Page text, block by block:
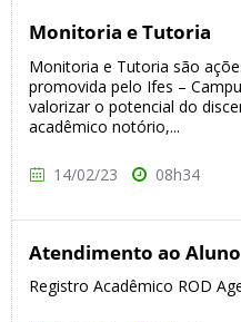
Monitoria e Tutoria
Monitoria e Tutoria são
promovida pelo Ifes –
valorizar o potencial do
acadêmico notório,...
14/02/23 08h34
Atendimento ao Aluno
Registro Acadêmico ROD